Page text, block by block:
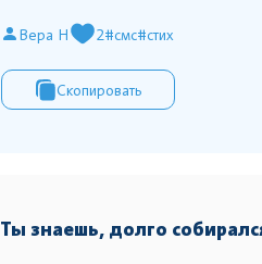
Вера Н 2#смс#стих
Скопировать
Ты знаешь, долго